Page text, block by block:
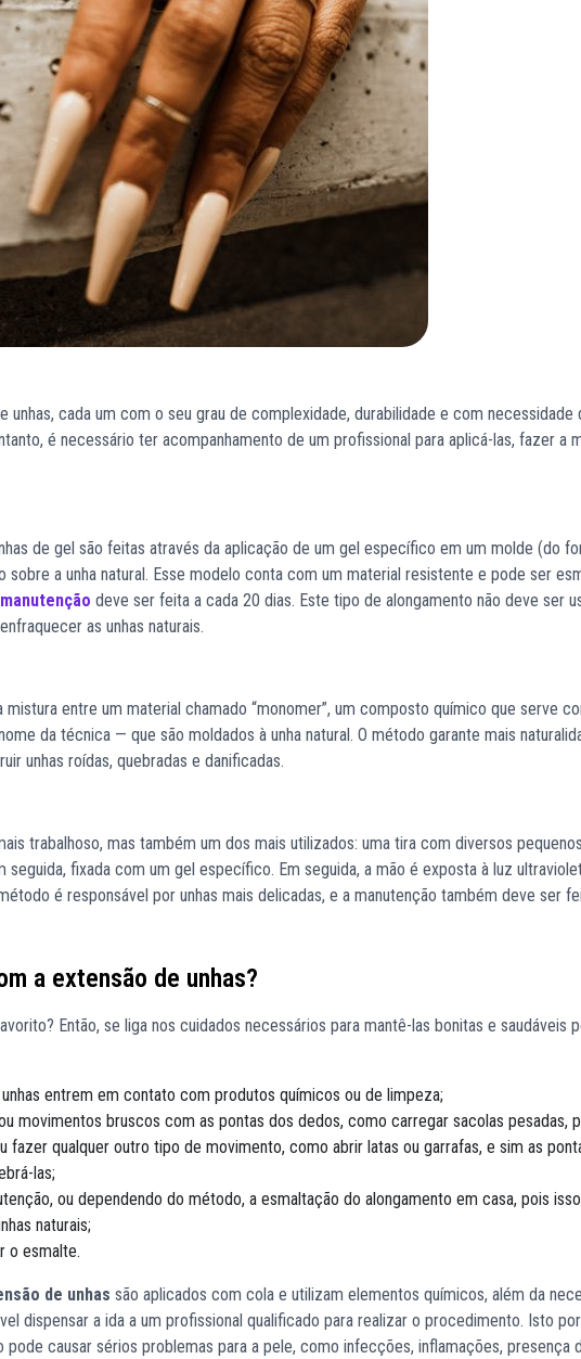
unhas, cada um com o seu grau de complexidade, durabilidade e com necessidade
é necessário ter acompanhamento de um profissional para aplicá-las, fazer a
de gel são feitas através da aplicação de um gel específico em um molde (do
a unha natural. Esse modelo conta com um material resistente e pode ser
manutenção deve ser feita a cada 20 dias. Este tipo de alongamento não deve ser
as unhas naturais.
entre um material chamado “monomer”, um composto químico que serve
da técnica — que são moldados à unha natural. O método garante mais
unhas roídas, quebradas e danificadas.
trabalhoso, mas também um dos mais utilizados: uma tira com diversos
seguida, fixada com um gel específico. Em seguida, a mão é exposta à luz
é responsável por unhas mais delicadas, e a manutenção também deve ser
a extensão de unhas?
Então, se liga nos cuidados necessários para mantê-las bonitas e saudáveis
entrem em contato com produtos químicos ou de limpeza;
movimentos bruscos com as pontas dos dedos, como carregar sacolas pesadas,
fazer qualquer outro tipo de movimento, como abrir latas ou garrafas, e sim as
las;
ou dependendo do método, a esmaltação do alongamento em casa, pois
naturais;
o esmalte.
de unhas são aplicados com cola e utilizam elementos químicos, além da
dispensar a ida a um profissional qualificado para realizar o procedimento. Isto
pode causar sérios problemas para a pele, como infecções, inflamações, presença